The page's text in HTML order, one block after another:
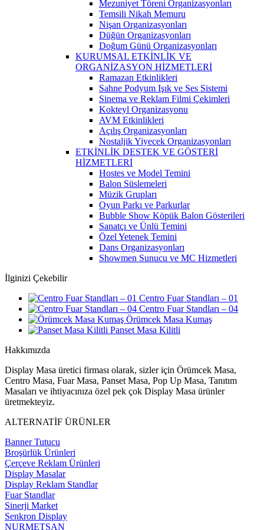
Mezuniyet Töreni Organizasyonları
Temsili Nikah Memuru
Nişan Organizasyonları
Düğün Organizasyonları
Doğum Günü Organizasyonları
KURUMSAL ETKİNLİK VE
ORGANİZASYON HİZMETLERİ
Ramazan Etkinlikleri
Sahne Podyum Işık ve Ses Sistemi
Sinema ve Reklam Filmi Çekimleri
Kokteyl Organizasyonu
AVM Etkinlikleri
Açılış Organizasyonları
Nostaljik Yiyecek Organizasyonları
ETKİNLİK DESTEK VE GÖSTERİ
HİZMETLERİ
Hostes ve Model Temini
Balon Süslemeleri
Müzik Grupları
Oyun Parkı ve Parkurlar
Bubble Show Köpük Balon Gösterileri
Sanatçı ve Ünlü Temini
Özel Yetenek Temini
Dans Organizasyonları
Showmen Sunucu ve MC Hizmetleri
İlginizi Çekebilir
Centro Fuar Standları – 01
Centro Fuar Standları – 04
Örümcek Masa Kumaş
Panset Masa Kilitli
Hakkımızda
Display Masa üretici firması olarak, sizler için Örümcek Masa,
Centro Masa, Fuar Masa, Panset Masa, Pop Up Masa, Tanıtım
Masaları ve ihtiyacınıza özel pek çok Display Masa ürünler
üretmekteyiz.
ALTERNATİF ÜRÜNLER
Banner Tutucu
Broşürlük Ürünleri
Çerçeve Reklam Ürünleri
Display Masalar
Display Reklam Standlar
Fuar Standlar
Sinerji Market
Senkron Display
NURMETSAN